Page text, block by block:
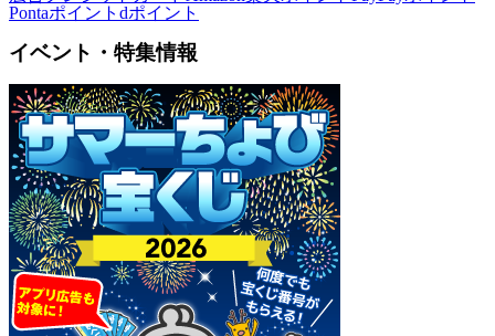
Pontaポイント dポイント
イベント・特集情報